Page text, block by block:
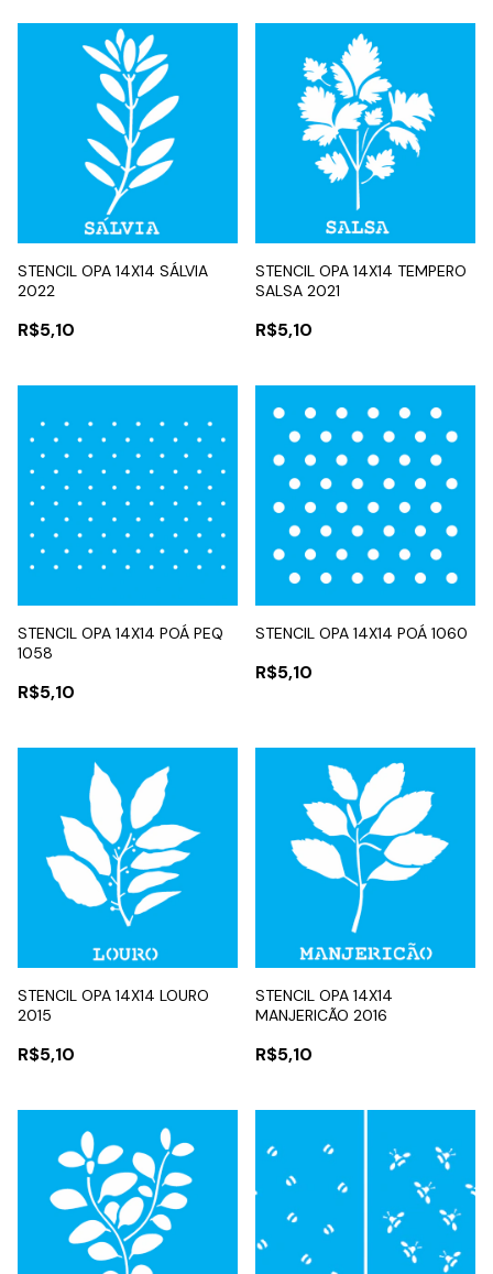
STENCIL OPA 14X14 SÁLVIA
2022
R$5,10
STENCIL OPA 14X14 TEMPERO
SALSA 2021
R$5,10
STENCIL OPA 14X14 POÁ PEQ
1058
R$5,10
STENCIL OPA 14X14 POÁ 1060
R$5,10
STENCIL OPA 14X14 LOURO
2015
R$5,10
STENCIL OPA 14X14
MANJERICÃO 2016
R$5,10